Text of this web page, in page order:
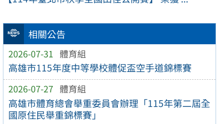
相關公告
2026-07-31 體育組
高雄市115年度中等學校體促盃空手道錦標賽
2026-07-27 體育組
高雄市體育總會舉重委員會辦理「115年第二屆全
國原住民舉重錦標賽」